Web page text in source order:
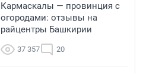
Кармаскалы — провинция с
огородами: отзывы на
райцентры Башкирии
37 357 20